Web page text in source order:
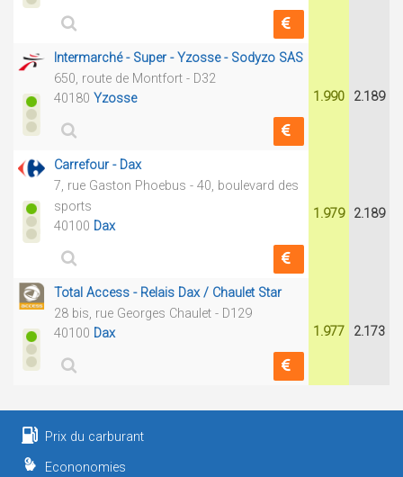
Intermarché - Super - Yzosse - Sodyzo SAS
650, route de Montfort - D32
40180 Yzosse 1.990 2.189
Carrefour - Dax
7, rue Gaston Phoebus - 40, boulevard des
sports
40100 Dax
1.979 2.189
Total Access - Relais Dax / Chaulet Star
28 bis, rue Georges Chaulet - D129
40100 Dax 1.977 2.173
Prix du carburant
Econonomies